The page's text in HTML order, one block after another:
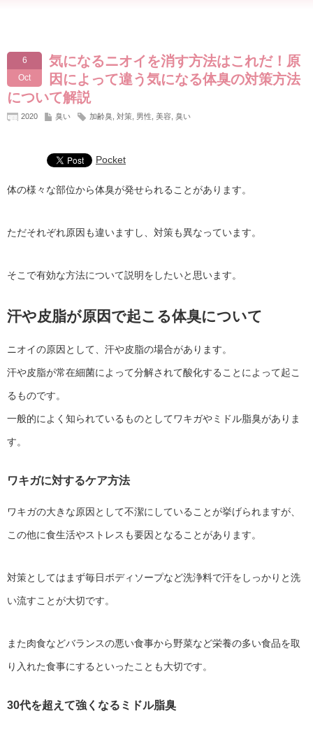
6
Oct
気になるニオイを消す方法はこれだ！原
因によって違う気になる体臭の対策方法
について解説
2020 臭い 加齢臭 対策 男性 美容 臭い
Pocket
体の様々な部位から体臭が発せられることがあります。
ただそれぞれ原因も違いますし、対策も異なっています。
そこで有効な方法について説明をしたいと思います。
汗や皮脂が原因で起こる体臭について
ニオイの原因として、汗や皮脂の場合があります。
汗や皮脂が常在細菌によって分解されて酸化することによって起こ
るものです。
一般的によく知られているものとしてワキガやミドル脂臭がありま
す。
ワキガに対するケア方法
ワキガの大きな原因として不潔にしていることが挙げられますが、
この他に食生活やストレスも要因となることがあります。
対策としてはまず毎日ボディソープなど洗浄料で汗をしっかりと洗
い流すことが大切です。
また肉食などバランスの悪い食事から野菜など栄養の多い食品を取
り入れた食事にするといったことも大切です。
30代を超えて強くなるミドル脂臭